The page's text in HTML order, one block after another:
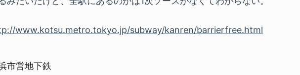
www.kotsu.metro.tokyo.jp/subway/kanren/barrierfree.html
市営地下鉄